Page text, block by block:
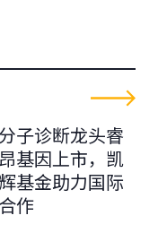
分子诊断龙头睿
昂基因上市，凯
辉基金助力国际
合作